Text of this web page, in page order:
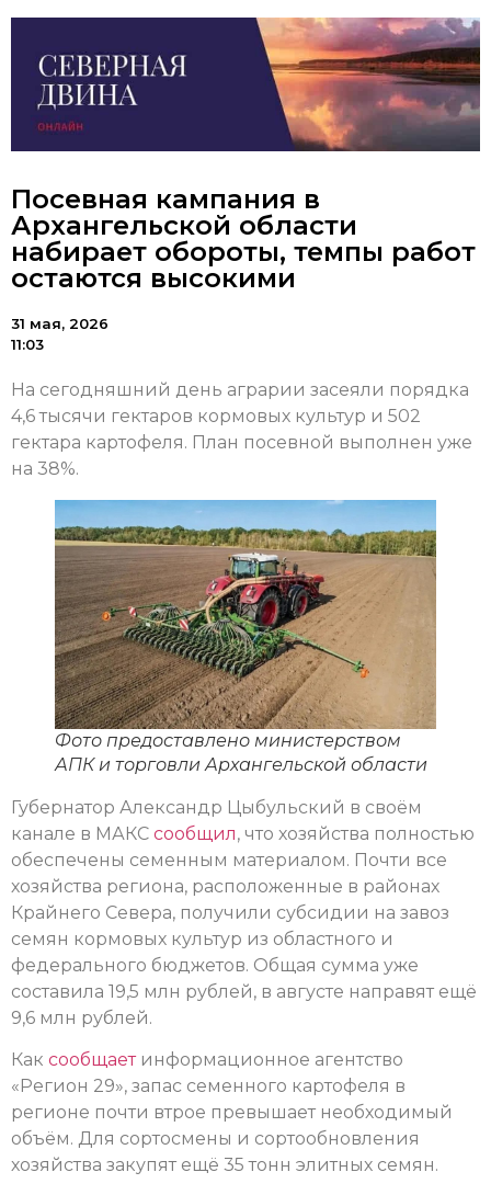
Посевная кампания в
Архангельской области
набирает обороты, темпы работ
остаются высокими
31 мая, 2026
11:03
На сегодняшний день аграрии засеяли порядка
4,6 тысячи гектаров кормовых культур и 502
гектара картофеля. План посевной выполнен уже
на 38%.
Фото предоставлено министерством
АПК и торговли Архангельской области
Губернатор Александр Цыбульский в своём
канале в МАКС сообщил, что хозяйства полностью
обеспечены семенным материалом. Почти все
хозяйства региона, расположенные в районах
Крайнего Севера, получили субсидии на завоз
семян кормовых культур из областного и
федерального бюджетов. Общая сумма уже
составила 19,5 млн рублей, в августе направят ещё
9,6 млн рублей.
Как сообщаетинформационное агентство
«Регион 29», запас семенного картофеля в
регионе почти втрое превышает необходимый
объём. Для сортосмены и сортообновления
хозяйства закупят ещё 35 тонн элитных семян.